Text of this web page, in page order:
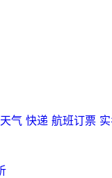
天气 快递 航班订票